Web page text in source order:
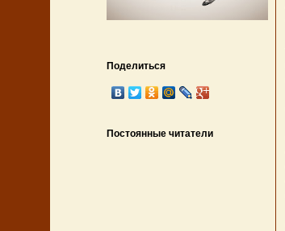
Поделиться
Постоянные читатели